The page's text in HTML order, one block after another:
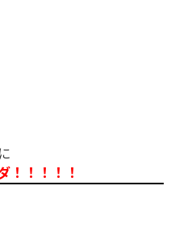
！！！！！